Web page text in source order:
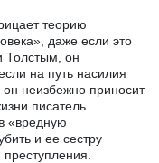
теорию
даже если это
Толстым, он
на путь насилия
неизбежно приносит
писатель
«вредную
и ее сестру